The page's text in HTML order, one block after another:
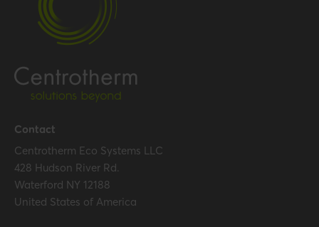
Certification
Certificates (US/CAN)
Hide all specifications
Contact
Centrotherm Eco Systems LLC
428 Hudson River Rd.
Waterford NY 12188
United States of America